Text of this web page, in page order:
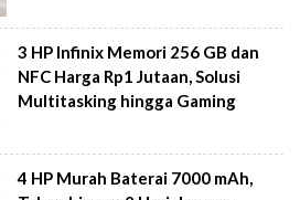
3 HP Infinix Memori 256 GB dan
NFC Harga Rp1 Jutaan, Solusi
Multitasking hingga Gaming
4 HP Murah Baterai 7000 mAh,